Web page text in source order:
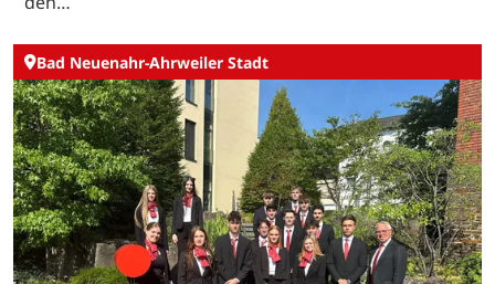
Bad Neuenahr-Ahrweiler Stadt